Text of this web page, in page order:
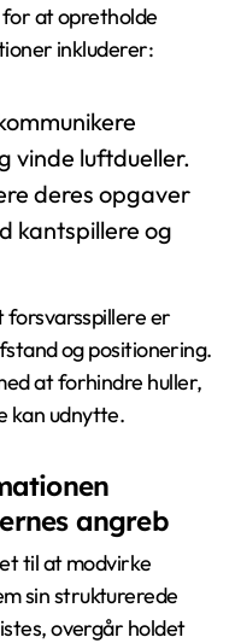
at opretholde
inkluderer:
vinde luftdueller.
deres opgaver
kantspillere og
forsvarsspillere er
og positionering.
at forhindre huller,
kan udnytte.
angreb
til at modvirke
sin strukturerede
overgår holdet